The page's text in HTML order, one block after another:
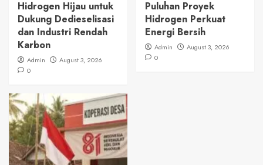
Hidrogen Hijau untuk
Dukung Dedieselisasi
dan Industri Rendah
Karbon
Admin
August 3, 2026
0
Puluhan Proyek
Hidrogen Perkuat
Energi Bersih
Admin
August 3, 2026
0